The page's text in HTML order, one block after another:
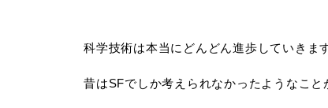
科学技術は本当にどんどん進歩していきま
昔はSFでしか考えられなかったようなこ